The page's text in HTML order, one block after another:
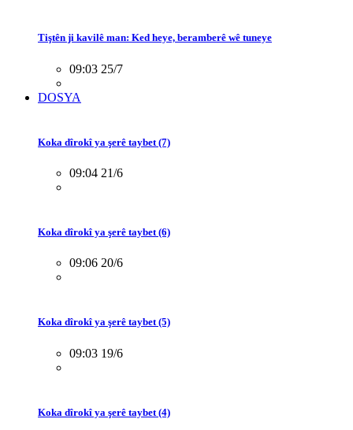
Tiştên ji kavilê man: Ked heye, beramberê wê tuneye
09:03 25/7
DOSYA
Koka dîrokî ya şerê taybet (7)
09:04 21/6
Koka dîrokî ya şerê taybet (6)
09:06 20/6
Koka dîrokî ya şerê taybet (5)
09:03 19/6
Koka dîrokî ya şerê taybet (4)